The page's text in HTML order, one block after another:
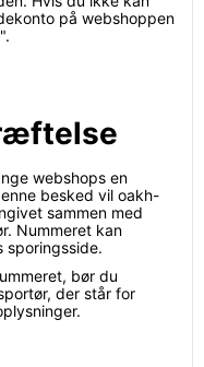
på webshoppen
webshops en
besked vil oakh-
sammen med
Nummeret kan
sporingsside.
bør du
der står for